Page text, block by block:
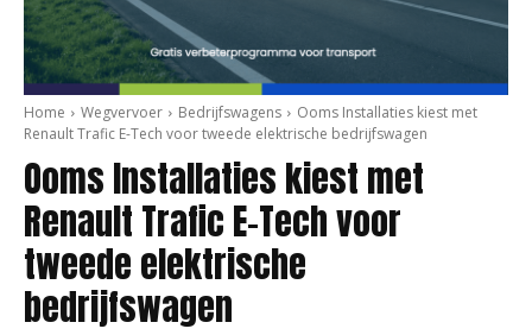
Home Wegvervoer Bedrijfswagens
Ooms Installaties kiest met
Renault Trafic E-Tech voor tweede elektrische bedrijfswagen
Ooms Installaties kiest met
Renault Trafic E-Tech voor
tweede elektrische
bedrijfswagen